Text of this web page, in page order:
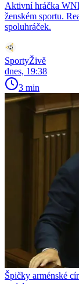
Aktivní hráčka
ženském sportu.
spoluhráček.
SportyŽivě
dnes, 19:38
3 min
Špičky arménské